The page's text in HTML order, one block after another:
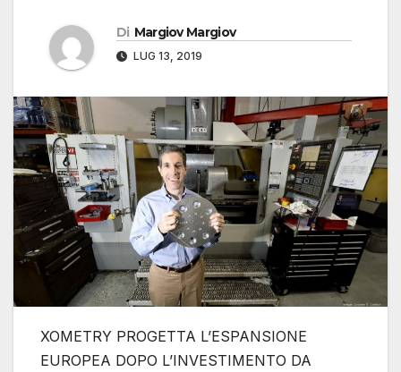
Di Margiov Margiov
LUG 13, 2019
XOMETRY PROGETTA L’ESPANSIONE
EUROPEA DOPO L’INVESTIMENTO DA